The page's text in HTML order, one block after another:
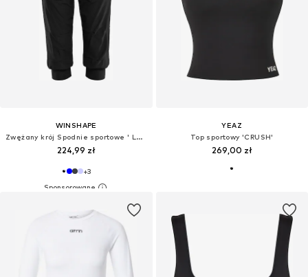
WINSHAPE
Zwężany krój Spodnie sportowe ' LEI201C '
224,99 zł
+3
YEAZ
Top sportowy 'CRUSH'
269,00 zł